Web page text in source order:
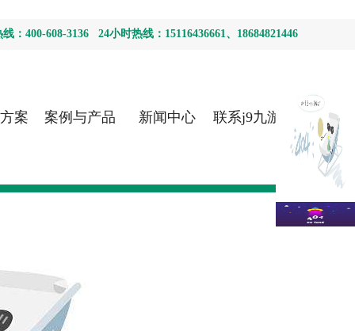
：400-608-3136 24小时热线：15116436661、18684821446
案 案例与产品 新闻中心 联系j9九游会